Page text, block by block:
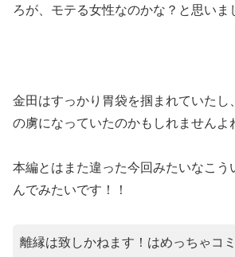
ろが、モテる女性なのかな？と思いま
金田はすっかり胃袋を掴まれていたし
の虜になっていたのかもしれませんよ
本編とはまた違った今回みたいなこう
んでみたいです！！
離縁は致しかねます！はめっちゃコ